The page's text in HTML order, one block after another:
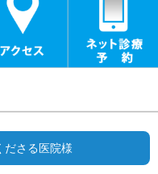
ださる医院様